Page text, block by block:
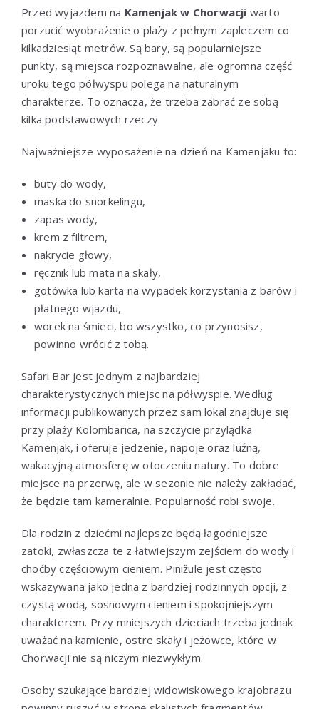
Przed wyjazdem na Kamenjak w Chorwacji warto
porzucić wyobrażenie o plaży z pełnym zapleczem co
kilkadziesiąt metrów. Są bary, są popularniejsze
punkty, są miejsca rozpoznawalne, ale ogromna część
uroku tego półwyspu polega na naturalnym
charakterze. To oznacza, że trzeba zabrać ze sobą
kilka podstawowych rzeczy.
Najważniejsze wyposażenie na dzień na Kamenjaku to:
buty do wody,
maska do snorkelingu,
zapas wody,
krem z filtrem,
nakrycie głowy,
ręcznik lub mata na skały,
gotówka lub karta na wypadek korzystania z barów i
płatnego wjazdu,
worek na śmieci, bo wszystko, co przynosisz,
powinno wrócić z tobą.
Safari Bar jest jednym z najbardziej
charakterystycznych miejsc na półwyspie. Według
informacji publikowanych przez sam lokal znajduje się
przy plaży Kolombarica, na szczycie przylądka
Kamenjak, i oferuje jedzenie, napoje oraz luźną,
wakacyjną atmosferę w otoczeniu natury. To dobre
miejsce na przerwę, ale w sezonie nie należy zakładać,
że będzie tam kameralnie. Popularność robi swoje.
Dla rodzin z dziećmi najlepsze będą łagodniejsze
zatoki, zwłaszcza te z łatwiejszym zejściem do wody i
choćby częściowym cieniem. Pinižule jest często
wskazywana jako jedna z bardziej rodzinnych opcji, z
czystą wodą, sosnowym cieniem i spokojniejszym
charakterem. Przy mniejszych dzieciach trzeba jednak
uważać na kamienie, ostre skały i jeżowce, które w
Chorwacji nie są niczym niezwykłym.
Osoby szukające bardziej widowiskowego krajobrazu